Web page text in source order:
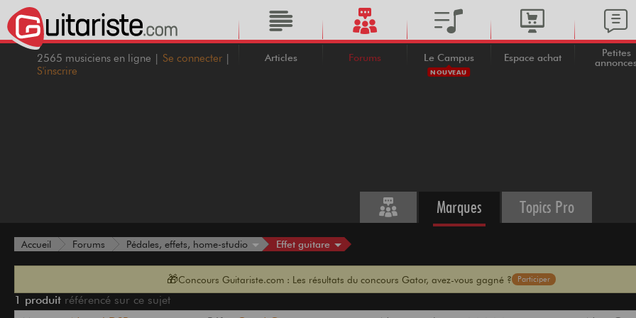
2565 musiciens en ligne | Se connecter |
S'inscrire
Articles Forums Le Campus
NOUVEAU
Espace achat
Petites
Marques Topics Pro
Accueil Forums Pédales, effets, home-studio Effet guitare
🎁Concours Guitariste.com : Les résultats du concours Gator, avez-vous gagné ? Participer
1 produit référencé sur ce sujet